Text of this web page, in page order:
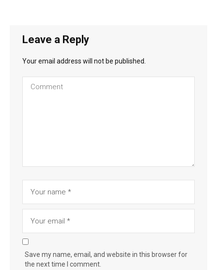
Leave a Reply
Your email address will not be published.
Save my name, email, and website in this browser for
the next time I comment.